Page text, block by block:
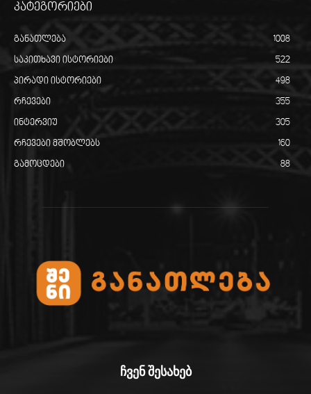
კატეგორიები
განათლება 1008
საკითხავი ისტორიები 522
პირადი ისტორიები 498
რჩევები 355
ინტერვიუ 305
რჩევები მშობლებს 160
გამოცდები 88
ჩვენ შესახებ